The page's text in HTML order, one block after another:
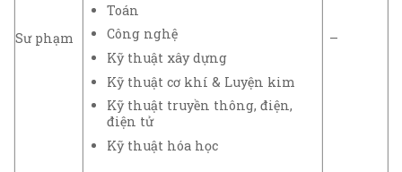
Sư phạm
Toán
Công nghệ
Kỹ thuật xây dựng
Kỹ thuật cơ khí & Luyện kim
Kỹ thuật truyền thông, điện,
điện tử
Kỹ thuật hóa học
–